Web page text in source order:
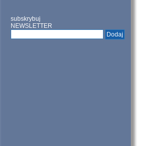
subskrybuj
NEWSLETTER